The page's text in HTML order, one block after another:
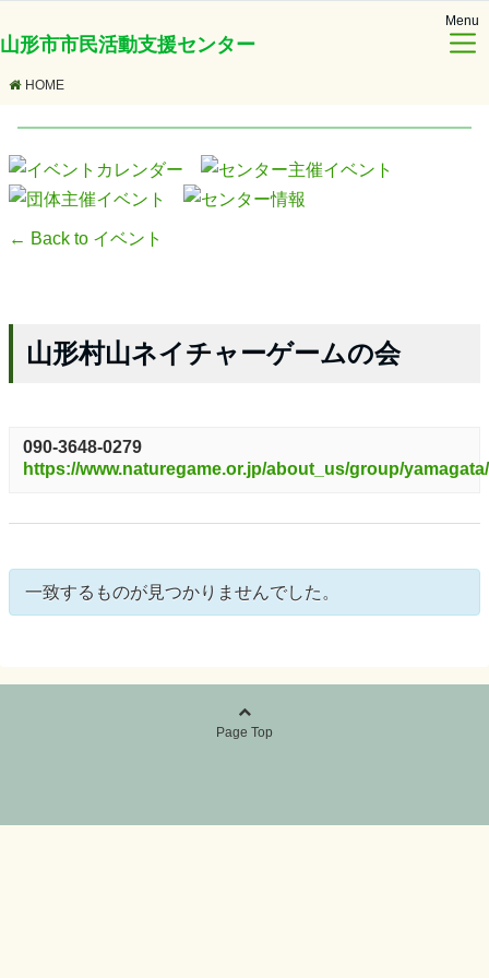
山形市市民活動支援センター
Menu
HOME
← Back to イベント
山形村山ネイチャーゲームの会
090-3648-0279
https://www.naturegame.or.jp/about_us/group/
一致するものが見つかりませんでした。
Page Top